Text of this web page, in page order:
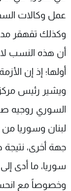
أن هذه النسب
أولها؛ إذ إن
ويشير رئيس
السوري روجيه
لبنان وسوريا من
جهة أخرى، نتيجة
وخصوصاً مع
عن MTV
الإنـتـاج
لاعلاناتكم